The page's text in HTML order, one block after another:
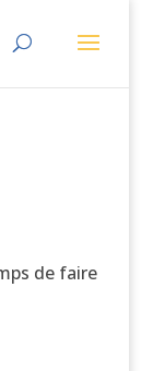
de faire